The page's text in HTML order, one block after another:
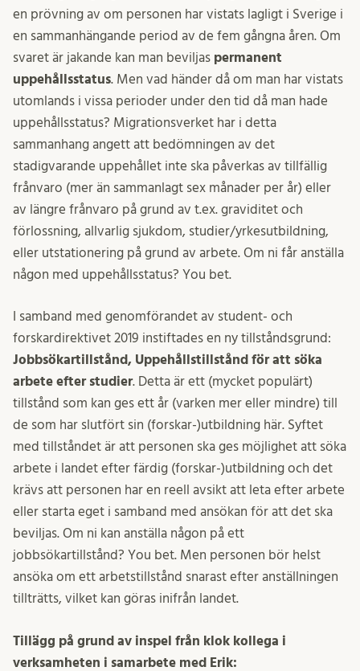
en prövning av om personen har vistats lagligt i Sverige i
en sammanhängande period av de fem gångna åren. Om
svaret är jakande kan man beviljas permanent
uppehållsstatus. Men vad händer då om man har vistats
utomlands i vissa perioder under den tid då man hade
uppehållsstatus? Migrationsverket har i detta
sammanhang angett att bedömningen av det
stadigvarande uppehållet inte ska påverkas av tillfällig
frånvaro (mer än sammanlagt sex månader per år) eller
av längre frånvaro på grund av t.ex. graviditet och
förlossning, allvarlig sjukdom, studier/yrkesutbildning,
eller utstationering på grund av arbete. Om ni får anställa
någon med uppehållsstatus? You bet.
I samband med genomförandet av student- och
forskardirektivet 2019 instiftades en ny tillståndsgrund:
Jobbsökartillstånd, Uppehållstillstånd för att söka
arbete efter studier. Detta är ett (mycket populärt)
tillstånd som kan ges ett år (varken mer eller mindre) till
de som har slutfört sin (forskar-)utbildning här. Syftet
med tillståndet är att personen ska ges möjlighet att söka
arbete i landet efter färdig (forskar-)utbildning och det
krävs att personen har en reell avsikt att leta efter arbete
eller starta eget i samband med ansökan för att det ska
beviljas. Om ni kan anställa någon på ett
jobbsökartillstånd? You bet. Men personen bör helst
ansöka om ett arbetstillstånd snarast efter anställningen
tillträtts, vilket kan göras inifrån landet.
Tillägg på grund av inspel från klok kollega i
verksamheten i samarbete med Erik: